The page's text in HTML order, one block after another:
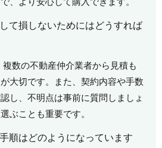
て損しないためにはどうすれば
数の不動産仲介業者から見積も
大切です。また、契約内容や手数
し、不明点は事前に質問しましょ
ぶことも重要です。
順はどのようになっています